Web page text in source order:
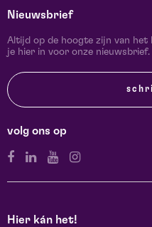
Nieuwsbrief
Altijd op de hoogte zijn van
je hier in voor onze nieuwsbrief.
volg ons op
Hier kán het!